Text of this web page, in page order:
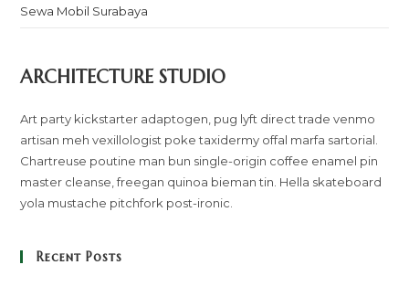
Sewa Mobil Surabaya
ARCHITECTURE STUDIO
Art party kickstarter adaptogen, pug lyft direct trade venmo
artisan meh vexillologist poke taxidermy offal marfa sartorial.
Chartreuse poutine man bun single-origin coffee enamel pin
master cleanse, freegan quinoa bieman tin. Hella skateboard
yola mustache pitchfork post-ironic.
Recent Posts